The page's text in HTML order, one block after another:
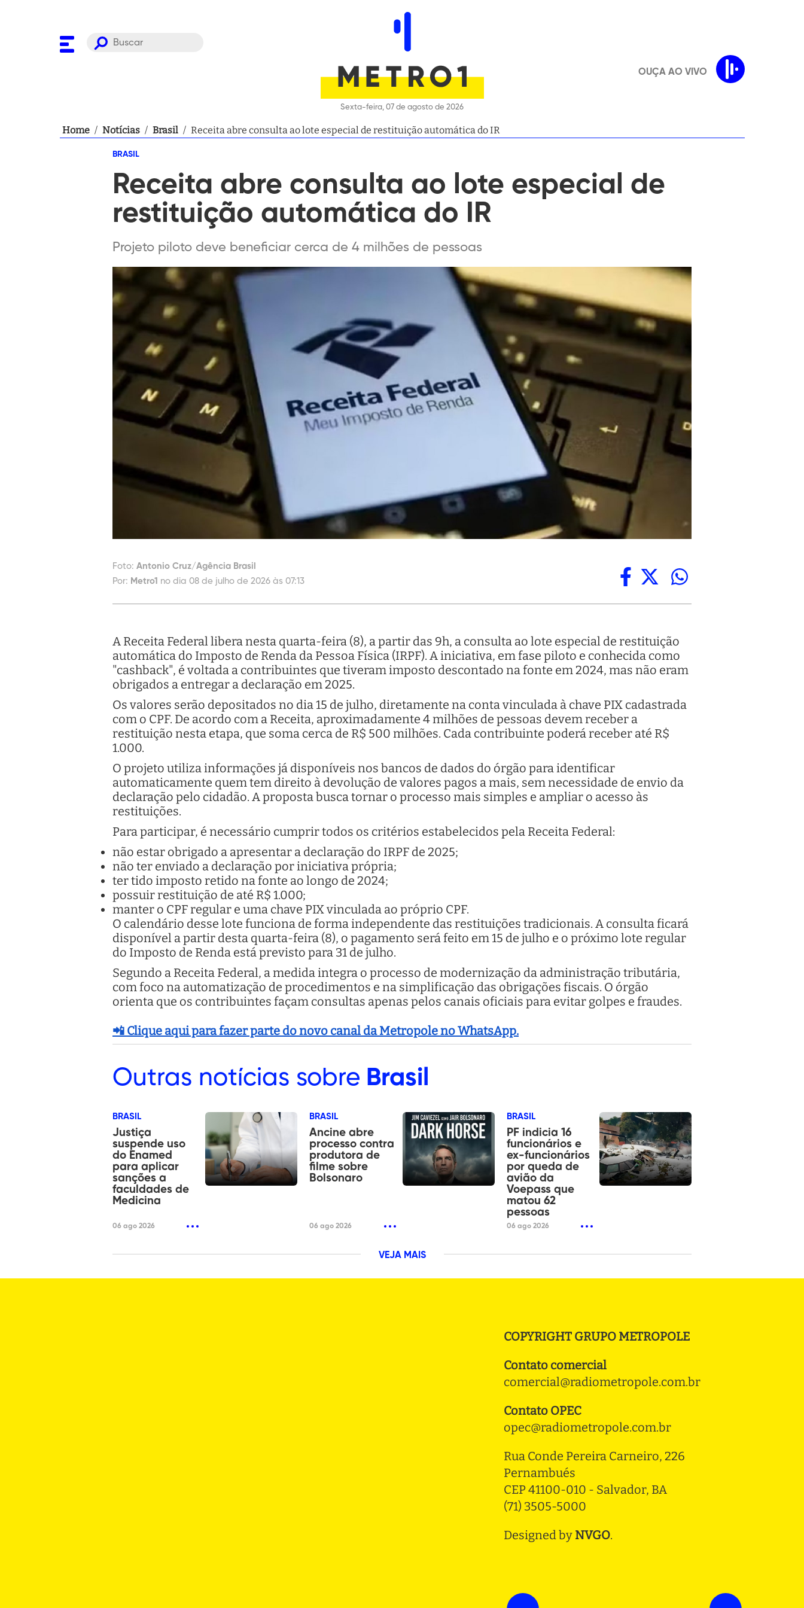
Sexta-feira, 07 de agosto de 2026
OUÇA AO VIVO
Home / Notícias / Brasil / Receita abre consulta ao lote especial de restituição automática do IR
BRASIL
Receita abre consulta ao lote especial de
restituição automática do IR
Projeto piloto deve beneficiar cerca de 4 milhões de pessoas
Foto: Antonio Cruz/Agência Brasil
Por: Metro1 no dia 08 de julho de 2026 às 07:13
A Receita Federal libera nesta quarta-feira (8), a partir das 9h, a consulta ao lote especial de restituição
automática do Imposto de Renda da Pessoa Física (IRPF). A iniciativa, em fase piloto e conhecida como
"cashback", é voltada a contribuintes que tiveram imposto descontado na fonte em 2024, mas não eram
obrigados a entregar a declaração em 2025.
Os valores serão depositados no dia 15 de julho, diretamente na conta vinculada à chave PIX cadastrada
com o CPF. De acordo com a Receita, aproximadamente 4 milhões de pessoas devem receber a
restituição nesta etapa, que soma cerca de R$ 500 milhões. Cada contribuinte poderá receber até R$
1.000.
O projeto utiliza informações já disponíveis nos bancos de dados do órgão para identificar
automaticamente quem tem direito à devolução de valores pagos a mais, sem necessidade de envio da
declaração pelo cidadão. A proposta busca tornar o processo mais simples e ampliar o acesso às
restituições.
Para participar, é necessário cumprir todos os critérios estabelecidos pela Receita Federal:
não estar obrigado a apresentar a declaração do IRPF de 2025;
não ter enviado a declaração por iniciativa própria;
ter tido imposto retido na fonte ao longo de 2024;
possuir restituição de até R$ 1.000;
manter o CPF regular e uma chave PIX vinculada ao próprio CPF.
O calendário desse lote funciona de forma independente das restituições tradicionais. A consulta ficará
disponível a partir desta quarta-feira (8), o pagamento será feito em 15 de julho e o próximo lote regular
do Imposto de Renda está previsto para 31 de julho.
Segundo a Receita Federal, a medida integra o processo de modernização da administração tributária,
com foco na automatização de procedimentos e na simplificação das obrigações fiscais. O órgão
orienta que os contribuintes façam consultas apenas pelos canais oficiais para evitar golpes e fraudes.
📲 Clique aqui para fazer parte do novo canal da Metropole no WhatsApp.
Outras notícias sobre Brasil
BRASIL
Justiça
suspende uso
do Enamed
para aplicar
sanções a
faculdades de
Medicina
06 ago 2026
BRASIL
Ancine abre
processo contra
produtora de
filme sobre
Bolsonaro
06 ago 2026
BRASIL
PF indicia 16
funcionários e
ex-funcionários
por queda de
avião da
Voepass que
matou 62
pessoas
06 ago 2026
VEJA MAIS
COPYRIGHT GRUPO METROPOLE
Contato comercial
comercial@radiometropole.com.br
Contato OPEC
opec@radiometropole.com.br
Rua Conde Pereira Carneiro, 226
Pernambués
CEP 41100-010 - Salvador, BA
(71) 3505-5000
Designed by NVGO.